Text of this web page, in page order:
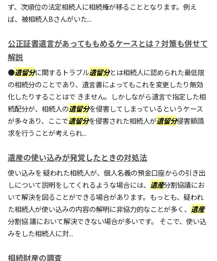
ず、次順位の法定相続人に相続権が移ることとなります。例え
ば、被相続人Bさんがいた...
公正証書遺言があってももめるケースとは？対策も併せて
解説
●遺留分に関するトラブル遺留分とは相続人に認められた最低限
の相続分のことであり、遺言書によってもこれを変更したり無効
化したりすることはで きません。しかしながら遺言で指定した相
続配分が、相続人の遺留分を侵害してしまっているというケース
が多々あり、ここで遺留分を侵害された相続人が遺留分侵害額請
求を行うことが考えられ...
遺産の使い込みが発覚したときの対処法
使い込みを 疑われた相続人が、個人名義の預金口座からの引き出
しについて説明をしてくれるような場合には、 遺産分割協議にお
いて解決を図ることができる場合があります。もっとも、疑われ
た相続人が使い込みの内容の解明に非協力的なことが多く、 遺産
分割協 議において解決できない場合が多いです。 そこで、使い込
みをした相続人に対...
相続財産の調査